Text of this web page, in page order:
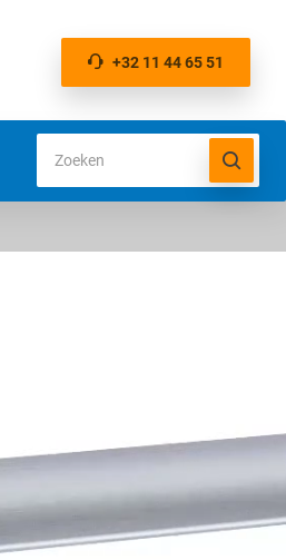
+32 11 44 65 51